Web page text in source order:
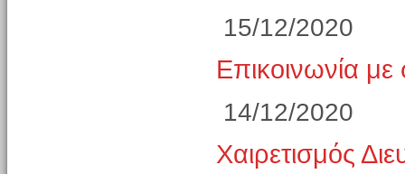
15/12/2020
Επικοινωνία
14/12/2020
Χαιρετισμός